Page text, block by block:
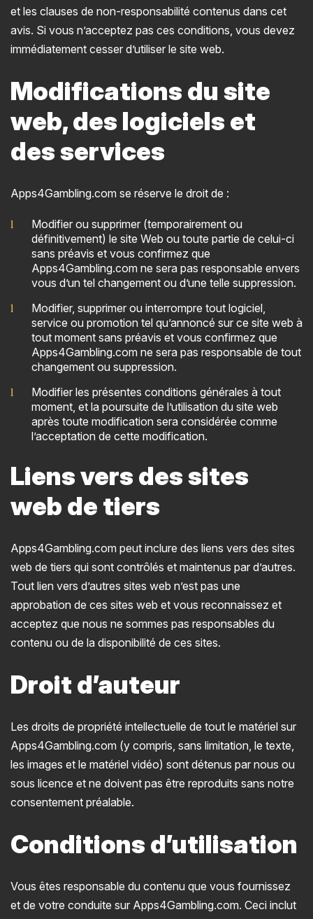
et les clauses de non-responsabilité contenus dans cet
avis. Si vous n’acceptez pas ces conditions, vous devez
immédiatement cesser d’utiliser le site web.
Modifications du site
web, des logiciels et
des services
Apps4Gambling.com se réserve le droit de :
Modifier ou supprimer (temporairement ou
définitivement) le site Web ou toute partie de celui-ci
sans préavis et vous confirmez que
Apps4Gambling.com ne sera pas responsable envers
vous d’un tel changement ou d’une telle suppression.
Modifier, supprimer ou interrompre tout logiciel,
service ou promotion tel qu’annoncé sur ce site web à
tout moment sans préavis et vous confirmez que
Apps4Gambling.com ne sera pas responsable de tout
changement ou suppression.
Modifier les présentes conditions générales à tout
moment, et la poursuite de l’utilisation du site web
après toute modification sera considérée comme
l’acceptation de cette modification.
Liens vers des sites
web de tiers
Apps4Gambling.com peut inclure des liens vers des sites
web de tiers qui sont contrôlés et maintenus par d’autres.
Tout lien vers d’autres sites web n’est pas une
approbation de ces sites web et vous reconnaissez et
acceptez que nous ne sommes pas responsables du
contenu ou de la disponibilité de ces sites.
Droit d’auteur
Les droits de propriété intellectuelle de tout le matériel sur
Apps4Gambling.com (y compris, sans limitation, le texte,
les images et le matériel vidéo) sont détenus par nous ou
sous licence et ne doivent pas être reproduits sans notre
consentement préalable.
Conditions d’utilisation
Vous êtes responsable du contenu que vous fournissez
et de votre conduite sur Apps4Gambling.com. Ceci inclut